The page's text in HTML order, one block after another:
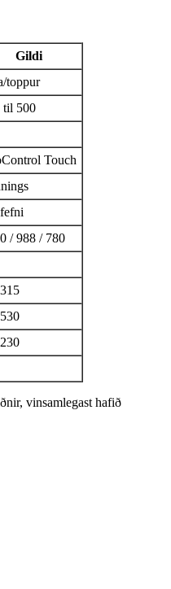
Gildi
toppur
til 500
Touch
/ 988 / 780
vinsamlegast hafið